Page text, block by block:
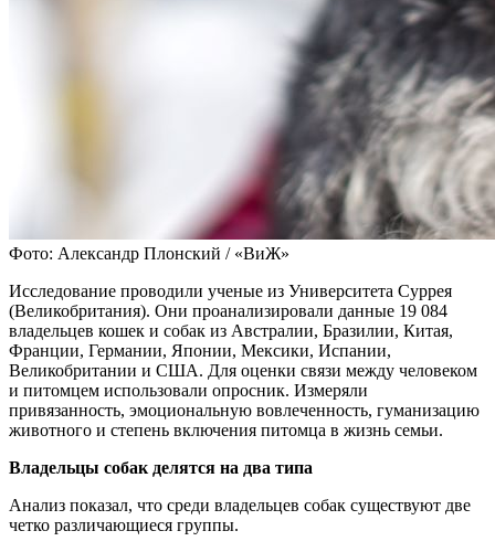
Фото: Александр Плонский / «ВиЖ»
Исследование проводили ученые из Университета Суррея
(Великобритания). Они проанализировали данные 19 084
владельцев кошек и собак из Австралии, Бразилии, Китая,
Франции, Германии, Японии, Мексики, Испании,
Великобритании и США. Для оценки связи между человеком
и питомцем использовали опросник. Измеряли
привязанность, эмоциональную вовлеченность, гуманизацию
животного и степень включения питомца в жизнь семьи.
Владельцы собак делятся на два типа
Анализ показал, что среди владельцев собак существуют две
четко различающиеся группы.